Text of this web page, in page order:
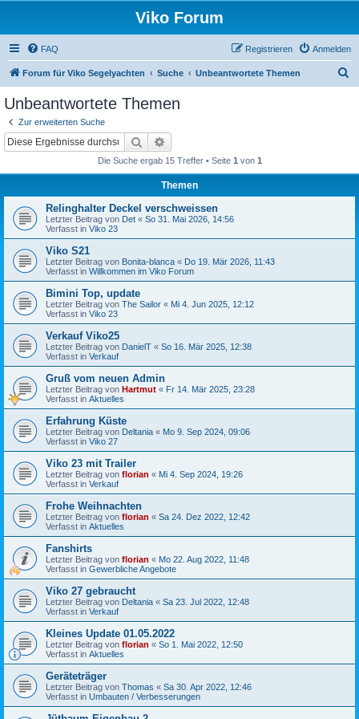
Viko Forum
FAQ Anmelden
Registrieren
Forum für Viko Segelyachten Suche Unbeantwortete Themen
Unbeantwortete Themen
Zur erweiterten Suche
Suche
Die Suche ergab 15 Treffer • Seite 1 von 1
Themen
Relinghalter Deckel verschweissen
Letzter Beitrag von Det « So 31. Mai 2026, 14:56
Verfasst in Viko 23
Viko S21
Letzter Beitrag von Bonita-blanca « Do 19. Mär 2026, 11:43
Verfasst in Willkommen im Viko Forum
Bimini Top, update
Letzter Beitrag von The Sailor « Mi 4. Jun 2025, 12:12
Verfasst in Viko 23
Verkauf Viko25
Letzter Beitrag von DanielT « So 16. Mär 2025, 12:38
Verfasst in Verkauf
Gruß vom neuen Admin
Letzter Beitrag von Hartmut « Fr 14. Mär 2025, 23:28
Verfasst in Aktuelles
Erfahrung Küste
Letzter Beitrag von Deltania « Mo 9. Sep 2024, 09:06
Verfasst in Viko 27
Viko 23 mit Trailer
Letzter Beitrag von florian « Mi 4. Sep 2024, 19:26
Verfasst in Verkauf
Frohe Weihnachten
Letzter Beitrag von florian « Sa 24. Dez 2022, 12:42
Verfasst in Aktuelles
Fanshirts
Letzter Beitrag von florian « Mo 22. Aug 2022, 11:48
Verfasst in Gewerbliche Angebote
Viko 27 gebraucht
Letzter Beitrag von Deltania « Sa 23. Jul 2022, 12:48
Verfasst in Verkauf
Kleines Update 01.05.2022
Letzter Beitrag von florian « So 1. Mai 2022, 12:50
Verfasst in Aktuelles
Geräteträger
Letzter Beitrag von Thomas « Sa 30. Apr 2022, 12:46
Verfasst in Umbauten / Verbesserungen